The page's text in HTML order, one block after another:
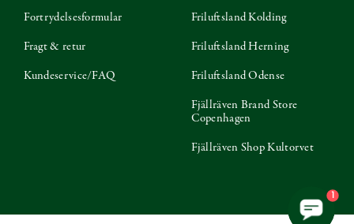
Fortrydelsesformular
Fragt & retur
Kundeservice/FAQ
Friluftsland Kolding
Friluftsland Herning
Friluftsland Odense
Fjällräven Brand Store
Copenhagen
Fjällräven Shop Kultorvet
1